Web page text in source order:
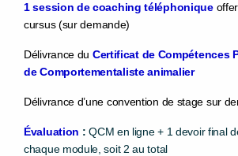
1 session de coaching téléphonique
cursus (sur demande)
Délivrance du Certificat de Compétences
de Comportementaliste animalier
Délivrance d’une convention de stage sur
Évaluation : QCM en ligne + 1 devoir final
chaque module, soit 2 au total